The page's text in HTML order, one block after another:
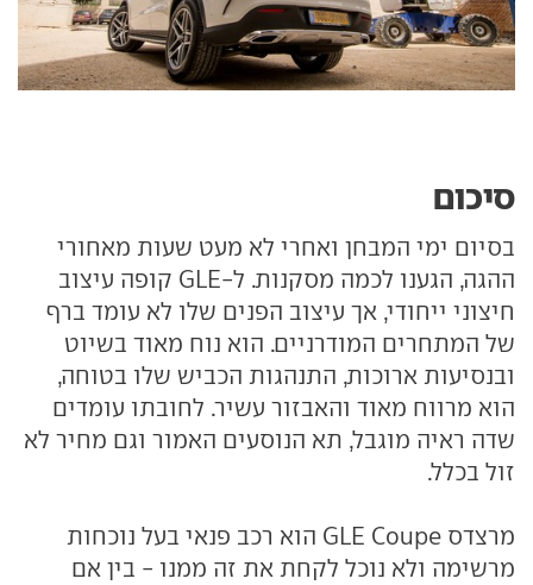
סיכום
בסיום ימי המבחן ואחרי לא מעט שעות מאחורי
ההגה, הגענו לכמה מסקנות. ל-GLE קופה עיצוב
חיצוני ייחודי, אך עיצוב הפנים שלו לא עומד ברף
של המתחרים המודרניים. הוא נוח מאוד בשיוט
ובנסיעות ארוכות, התנהגות הכביש שלו בטוחה,
הוא מרווח מאוד והאבזור עשיר. לחובתו עומדים
שדה ראיה מוגבל, תא הנוסעים האמור וגם מחיר לא
זול בכלל.
מרצדס GLE Coupe הוא רכב פנאי בעל נוכחות
מרשימה ולא נוכל לקחת את זה ממנו - בין אם